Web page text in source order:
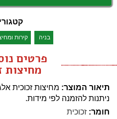
בניה קירות
פרטים
מחיצות
תיאור המוצר: מחיצות זכוכית
ניתנות להזמנה לפי מידות.
חומר: זכוכית